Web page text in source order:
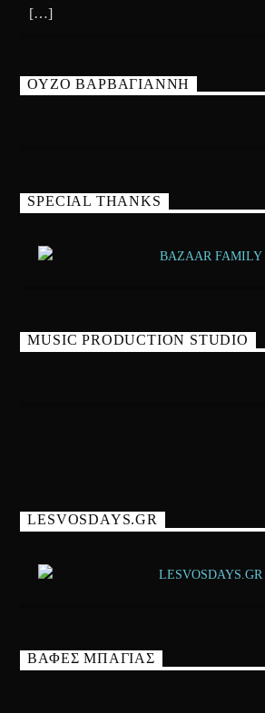
[…]
ΟΥΖΟ ΒΑΡΒΑΓΙΑΝΝΗ
SPECIAL THANKS
MUSIC PRODUCTION STUDIO
LESVOSDAYS.GR
ΒΑΦΕΣ ΜΠΑΓΙΑΣ